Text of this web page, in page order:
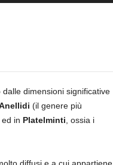
dimensioni significative
(il genere più
in Platelminti , ossia i